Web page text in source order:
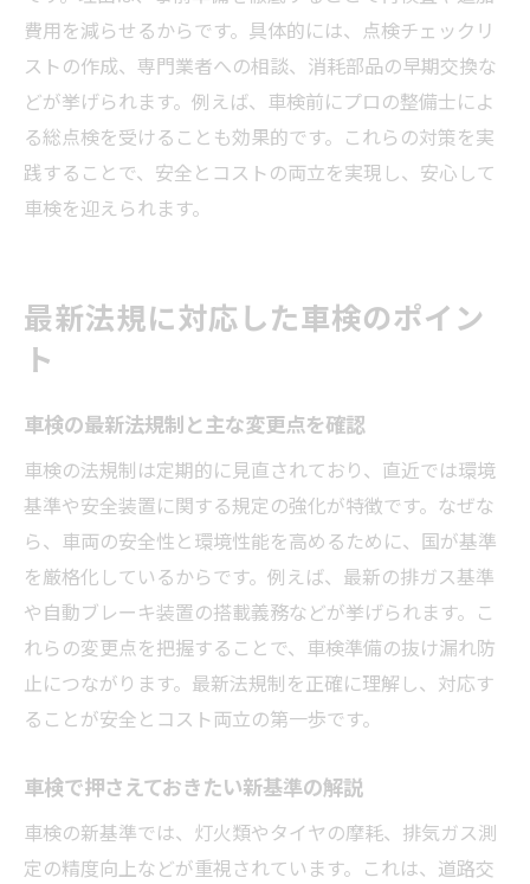
費用を減らせるからです。具体的には、点検チェックリ
ストの作成、専門業者への相談、消耗部品の早期交換な
どが挙げられます。例えば、車検前にプロの整備士によ
る総点検を受けることも効果的です。これらの対策を実
践することで、安全とコストの両立を実現し、安心して
車検を迎えられます。
最新法規に対応した車検のポイン
ト
車検の最新法規制と主な変更点を確認
車検の法規制は定期的に見直されており、直近では環境
基準や安全装置に関する規定の強化が特徴です。なぜな
ら、車両の安全性と環境性能を高めるために、国が基準
を厳格化しているからです。例えば、最新の排ガス基準
や自動ブレーキ装置の搭載義務などが挙げられます。こ
れらの変更点を把握することで、車検準備の抜け漏れ防
止につながります。最新法規制を正確に理解し、対応す
ることが安全とコスト両立の第一歩です。
車検で押さえておきたい新基準の解説
車検の新基準では、灯火類やタイヤの摩耗、排気ガス測
定の精度向上などが重視されています。これは、道路交